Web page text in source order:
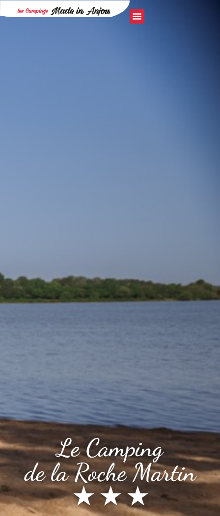
Le Camping
de la Roche Martin
★ ★ ★